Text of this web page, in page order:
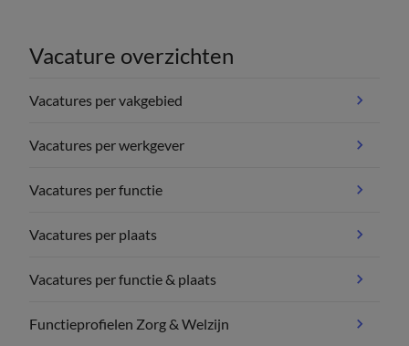
Vacature overzichten
Vacatures per vakgebied
Vacatures per werkgever
Vacatures per functie
Vacatures per plaats
Vacatures per functie & plaats
Functieprofielen Zorg & Welzijn